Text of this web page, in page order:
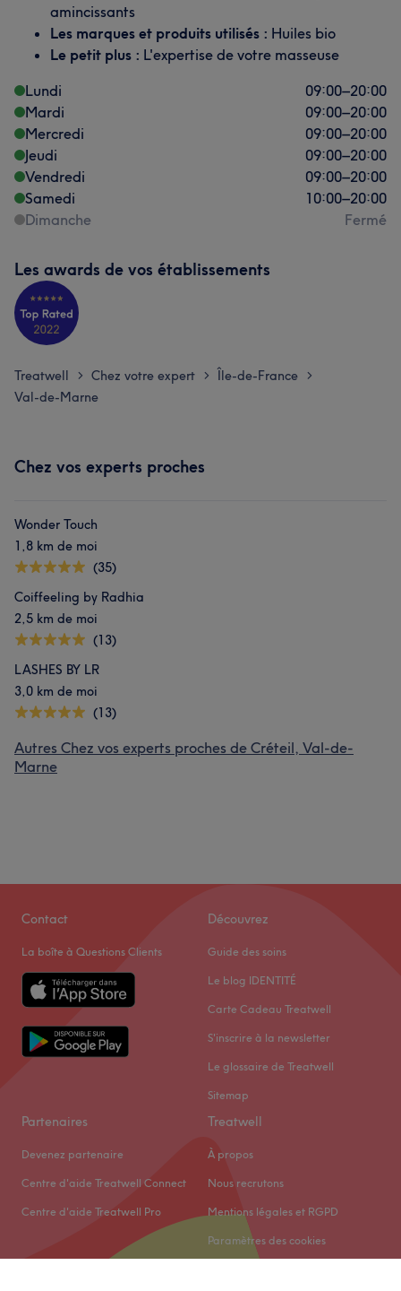
amincissants
Les marques et produits utilisés : Huiles bio
Le petit plus : L'expertise de votre masseuse
Lundi
09:00–20:00
Mardi
09:00–20:00
Mercredi
09:00–20:00
Jeudi
09:00–20:00
Vendredi
09:00–20:00
Samedi
10:00–20:00
Dimanche
Fermé
Les awards de vos établissements
Treatwell > Chez votre expert > Île-de-France >
Val-de-Marne
Chez vos experts proches
Wonder Touch
1,8 km de moi
(35)
Coiffeeling by Radhia
2,5 km de moi
(13)
LASHES BY LR
3,0 km de moi
(13)
Autres Chez vos experts proches de Créteil, Val-de-
Marne
Contact
La boîte à Questions Clients
Découvrez
Guide des soins
Le blog IDENTITÉ
Carte Cadeau Treatwell
S'inscrire à la newsletter
Le glossaire de Treatwell
Sitemap
Partenaires
Devenez partenaire
Centre d'aide Treatwell Connect
Centre d'aide Treatwell Pro
Treatwell
À propos
Nous recrutons
Mentions légales et RGPD
Paramètres des cookies